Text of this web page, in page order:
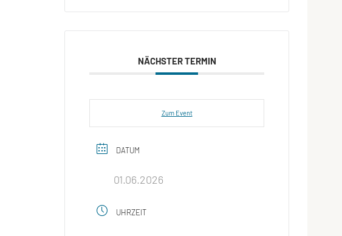
NÄCHSTER TERMIN
Zum Event
DATUM
01.06.2026
UHRZEIT